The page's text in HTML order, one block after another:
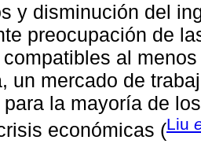
y disminución del
preocupación de
al
un mercado de
la mayoría de
económicas (Liu